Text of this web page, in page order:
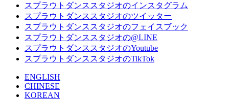
スプラウトダンススタジオのインスタグラム
スプラウトダンススタジオのツイッター
スプラウトダンススタジオのフェイスブック
スプラウトダンススタジオの@LINE
スプラウトダンススタジオのYoutube
スプラウトダンススタジオのTikTok
ENGLISH
CHINESE
KOREAN